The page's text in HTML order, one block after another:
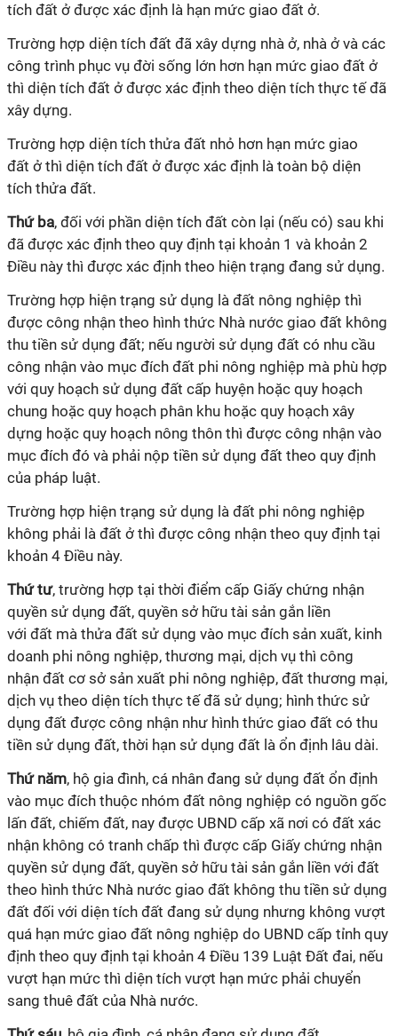
tích đất ở được xác định là hạn mức giao đất ở.
Trường hợp diện tích đất đã xây dựng nhà ở, nhà ở và các
công trình phục vụ đời sống lớn hơn hạn mức giao đất ở
thì diện tích đất ở được xác định theo diện tích thực tếđã
xây dựng.
Trường hợp diện tích thửa đất nhỏ hơn hạn mức giao
đất ở thì diện tích đất ở được xác định là toàn bộ diện
tích thửa đất.
Thứ ba, đối với phần diện tích đất còn lại (nếu có) sau khi
đã được xác định theo quy định tại khoản 1 và khoản 2
Điều này thì được xác định theo hiện trạng đang sử dụng.
Trường hợp hiện trạng sử dụng là đất nông nghiệp thì
được công nhận theo hình thức Nhà nước giao đất không
thu tiền sử dụng đất; nếu người sử dụng đất có nhu cầu
công nhận vào mục đích đất phi nông nghiệp mà phù hợp
với quy hoạch sử dụng đất cấp huyện hoặc quy hoạch
chung hoặc quy hoạch phân khu hoặc quy hoạch xây
dựng hoặc quy hoạch nông thôn thì được công nhận vào
mục đích đó và phải nộp tiền sử dụng đất theo quy định
của pháp luật.
Trường hợp hiện trạng sử dụng là đất phi nông nghiệp
không phải là đất ở thì được công nhận theo quy định tại
khoản 4 Điều này.
Thứ tư, trường hợp tại thời điểm cấp Giấy chứng nhận
quyền sử dụng đất, quyền sở hữu tài sản gắn liền
với đất mà thửa đất sử dụng vào mục đích sản xuất, kinh
doanh phi nông nghiệp, thương mại, dịch vụ thì công
nhận đất cơ sở sản xuất phi nông nghiệp, đất thương mại,
dịch vụ theo diện tích thực tế đã sử dụng; hình thức sử
dụng đất được công nhận như hình thức giao đất có thu
tiền sử dụng đất, thời hạn sử dụng đất là ổn định lâu dài.
Thứ năm, hộ gia đình, cá nhân đang sử dụng đất ổn định
vào mục đích thuộc nhóm đất nông nghiệp có nguồn gốc
lấn đất, chiếm đất, nay được UBND cấp xã nơi có đất xác
nhận không có tranh chấp thì được cấp Giấy chứng nhận
quyền sử dụng đất, quyền sở hữu tài sản gắn liền với đất
theo hình thức Nhà nước giao đất không thu tiền sử dụng
đất đối với diện tích đất đang sử dụng nhưng không vượt
quá hạn mức giao đất nông nghiệp do UBND cấp tỉnh quy
định theo quy định tại khoản 4 Điều 139 Luật Đất đai, nếu
vượt hạn mức thì diện tích vượt hạn mức phải chuyển
sang thuê đất của Nhà nước.